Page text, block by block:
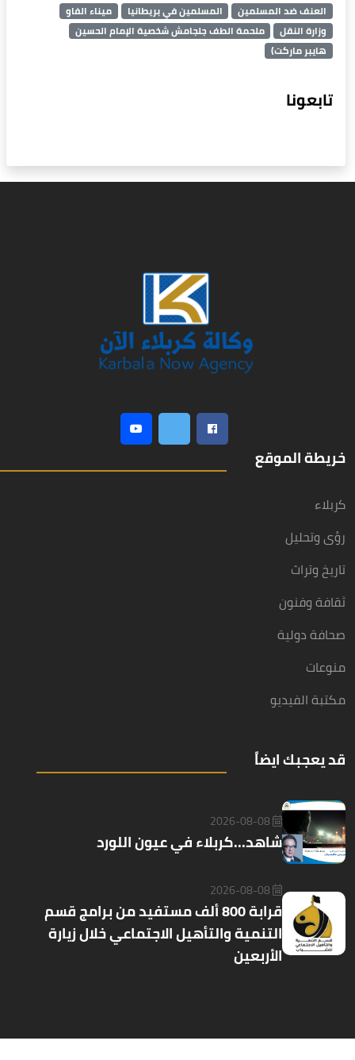
العنف ضد المسلمين المسلمين في بريطانيا
ميناء الفاو
وزارة النقل
ملحمة الطف جلجامش شخصية الإمام الحسين
هايبر ماركت)
تابعونا
خريطة الموقع
كربلاء
رؤى وتحليل
تاريخ وتراث
ثقافة وفنون
صحافة دولية
منوعات
مكتبة الفيديو
قد يعجبك ايضاً
2026-08-08
شاهد...كربلاء في عيون اللورد
2026-08-08
قرابة 800 ألف مستفيد من برامج قسم
التنمية والتأهيل الاجتماعي خلال زيارة
الأربعين